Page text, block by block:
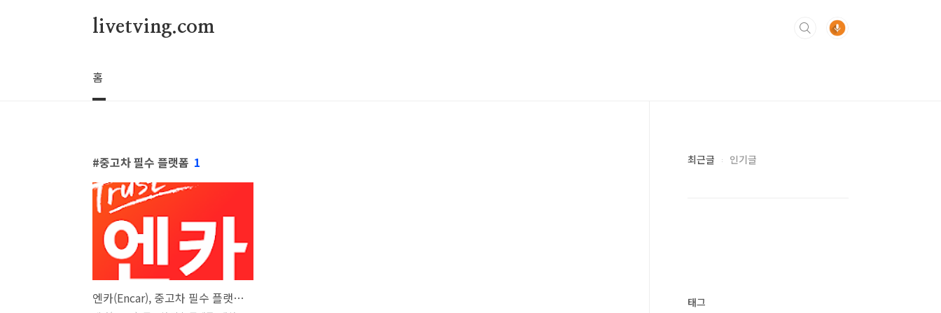
livetving.com
홈
중고차 필수 플랫폼 1
엔카(Encar), 중고차 필수 플랫폼, 내차팔기, 내차시세
최근글 인기글
태그